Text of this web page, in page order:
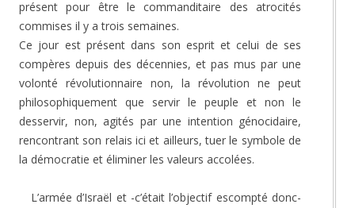
présent pour être le commanditaire des atrocités
commises il y a trois semaines.
Ce jour est présent dans son esprit et celui de ses
compères depuis des décennies, et pas mus par une
volonté révolutionnaire non, la révolution ne peut
philosophiquement que servir le peuple et non le
desservir, non, agités par une intention génocidaire,
rencontrant son relais ici et ailleurs, tuer le symbole de
la démocratie et éliminer les valeurs accolées.
L’armée d’Israël et -c’était l’objectif escompté donc-